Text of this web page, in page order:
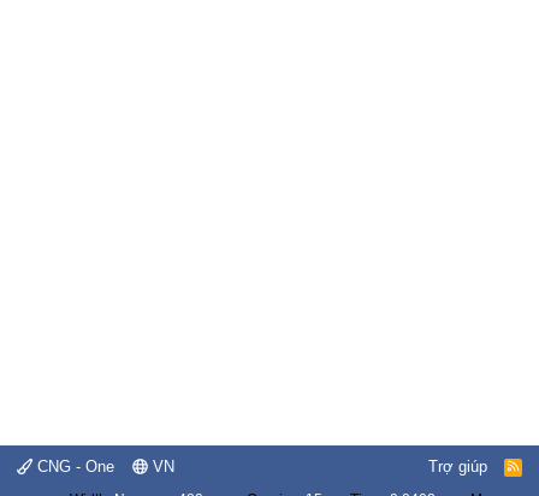
CNG - One VN Trợ giúp
R